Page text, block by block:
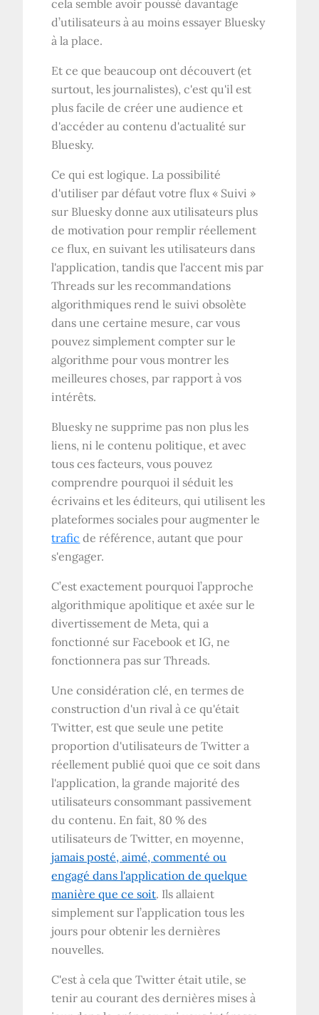
cela semble avoir poussé davantage
d’utilisateurs à au moins essayer Bluesky
à la place.
Et ce que beaucoup ont découvert (et
surtout, les journalistes), c'est qu'il est
plus facile de créer une audience et
d'accéder au contenu d'actualité sur
Bluesky.
Ce qui est logique. La possibilité
d'utiliser par défaut votre flux « Suivi »
sur Bluesky donne aux utilisateurs plus
de motivation pour remplir réellement
ce flux, en suivant les utilisateurs dans
l'application, tandis que l'accent mis par
Threads sur les recommandations
algorithmiques rend le suivi obsolète
dans une certaine mesure, car vous
pouvez simplement compter sur le
algorithme pour vous montrer les
meilleures choses, par rapport à vos
intérêts.
Bluesky ne supprime pas non plus les
liens, ni le contenu politique, et avec
tous ces facteurs, vous pouvez
comprendre pourquoi il séduit les
écrivains et les éditeurs, qui utilisent les
plateformes sociales pour augmenter le
trafic de référence, autant que pour
s'engager.
C’est exactement pourquoi l’approche
algorithmique apolitique et axée sur le
divertissement de Meta, qui a
fonctionné sur Facebook et IG, ne
fonctionnera pas sur Threads.
Une considération clé, en termes de
construction d'un rival à ce qu'était
Twitter, est que seule une petite
proportion d'utilisateurs de Twitter a
réellement publié quoi que ce soit dans
l'application, la grande majorité des
utilisateurs consommant passivement
du contenu. En fait, 80 % des
utilisateurs de Twitter, en moyenne,
jamais posté, aimé, commenté ou
engagé dans l'application de quelque
manière que ce soit. Ils allaient
simplement sur l’application tous les
jours pour obtenir les dernières
nouvelles.
C'est à cela que Twitter était utile, se
tenir au courant des dernières mises à